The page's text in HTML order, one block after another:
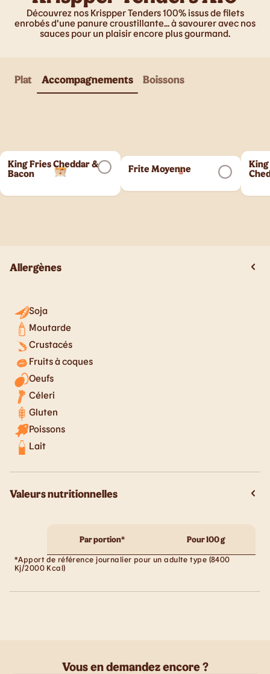
Découvrez nos Krispper Tenders 100% issus de filets
enrobés d'une panure croustillante... à savourer avec nos
sauces pour un plaisir encore plus gourmand.
Plat Accompagnements Boissons
King Fries Cheddar &
Bacon
Frite Moyenne
Allergènes
Soja
Moutarde
Crustacés
Fruits à coques
Oeufs
Céleri
Gluten
Poissons
Lait
Valeurs nutritionnelles
Par portion* Pour 100 g
*Apport de référence journalier pour un adulte type (8400
Kj/2000 Kcal)
Vous en demandez encore ?